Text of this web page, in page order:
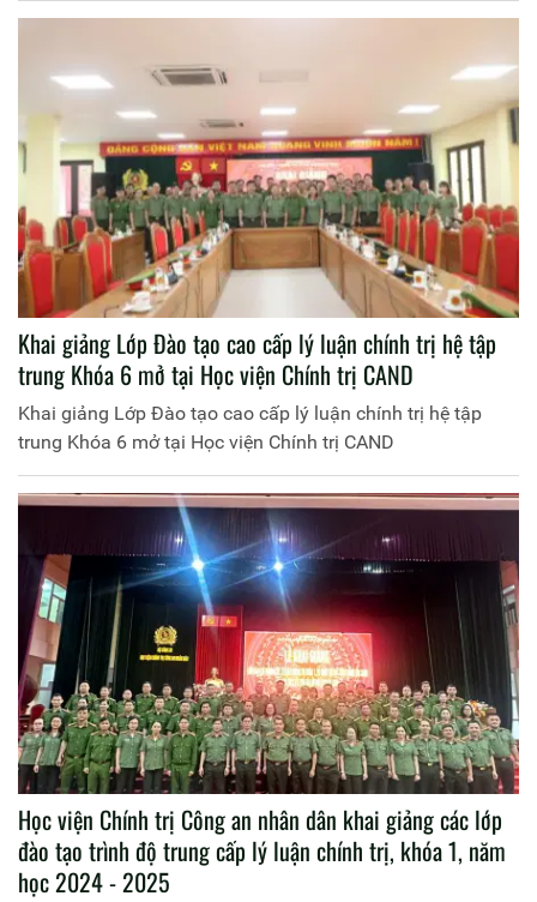
Khai giảng Lớp Đào tạo cao cấp lý luận chính trị hệ tập
trung Khóa 6 mở tại Học viện Chính trị CAND
Khai giảng Lớp Đào tạo cao cấp lý luận chính trị hệ tập
trung Khóa 6 mở tại Học viện Chính trị CAND
Học viện Chính trị Công an nhân dân khai giảng các lớp
đào tạo trình độ trung cấp lý luận chính trị, khóa 1, năm
học 2024 - 2025